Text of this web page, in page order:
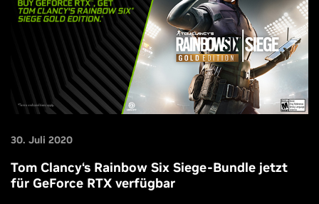
30. Juli 2020
Tom Clancy‘s Rainbow Six Siege-Bundle jetzt
für GeForce RTX verfügbar